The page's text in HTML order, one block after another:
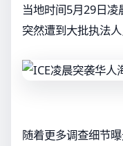
当地时间5月29日
突然遭到大批执法人
随着更多调查细节